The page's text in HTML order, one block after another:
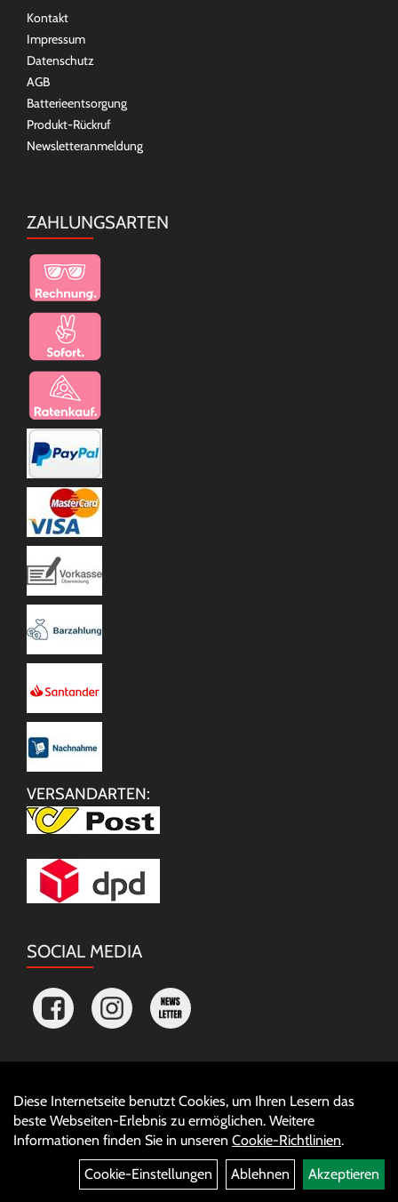
Kontakt
Impressum
Datenschutz
AGB
Batterieentsorgung
Produkt-Rückruf
Newsletteranmeldung
ZAHLUNGSARTEN
VERSANDARTEN:
SOCIAL MEDIA
Diese Internetseite benutzt Cookies, um Ihren Lesern das
beste Webseiten-Erlebnis zu ermöglichen. Weitere
Informationen finden Sie in unseren Cookie-Richtlinien.
Cookie-Einstellungen
Ablehnen Akzeptieren
Auftrag widerrufen